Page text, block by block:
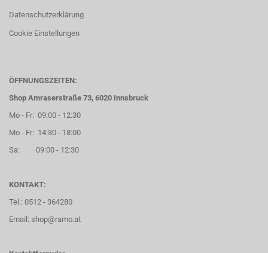
Datenschutzerklärung
Cookie Einstellungen
ÖFFNUNGSZEITEN:
Shop Amraserstraße 73, 6020 Innsbruck
Mo - Fr: 09:00 - 12:30
Mo - Fr: 14:30 - 18:00
Sa: 09:00 - 12:30
KONTAKT:
Tel.: 0512 - 364280
Email: shop@ramo.at